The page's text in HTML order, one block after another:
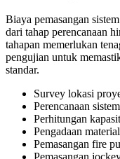
Biaya pemasangan
dari tahap perencanaan
tahapan memerlukan
pengujian untuk
standar.
Survey lokasi
Perencanaan
Perhitungan
Pengadaan
Pemasangan fire
Pemasangan